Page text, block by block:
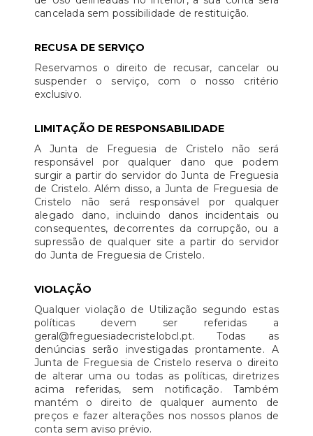
cancelada sem possibilidade de restituição.
RECUSA DE SERVIÇO
Reservamos o direito de recusar, cancelar ou
suspender o serviço, com o nosso critério
exclusivo.
LIMITAÇÃO DE RESPONSABILIDADE
A Junta de Freguesia de Cristelo não será
responsável por qualquer dano que podem
surgir a partir do servidor do Junta de Freguesia
de Cristelo. Além disso, a Junta de Freguesia de
Cristelo não será responsável por qualquer
alegado dano, incluindo danos incidentais ou
consequentes, decorrentes da corrupção, ou a
supressão de qualquer site a partir do servidor
do Junta de Freguesia de Cristelo.
VIOLAÇÃO
Qualquer violação de Utilização segundo estas
políticas devem ser referidas a
geral@freguesiadecristelobcl.pt. Todas as
denúncias serão investigadas prontamente. A
Junta de Freguesia de Cristelo reserva o direito
de alterar uma ou todas as políticas, diretrizes
acima referidas, sem notificação. Também
mantém o direito de qualquer aumento de
preços e fazer alterações nos nossos planos de
conta sem aviso prévio.